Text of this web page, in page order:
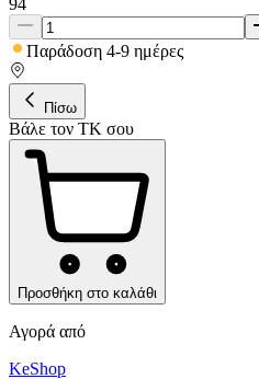
Παράδοση 4-9 ημέρες
Πίσω
Βάλε τον ΤΚ σου
Προσθήκη στο καλάθι
Αγορά από
KeShop